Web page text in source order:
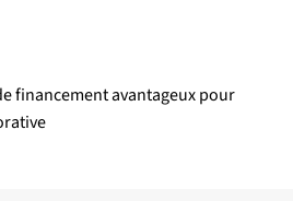
financement avantageux pour